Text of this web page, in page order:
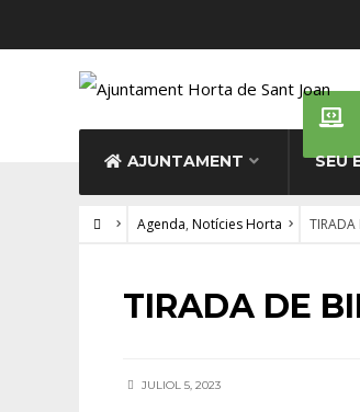
AJUNTAMENT SEU
Agenda, Notícies Horta TIRADA
AGENDA •NOTÍCIES HORTA
TIRADA DE
JULIOL 5, 2023